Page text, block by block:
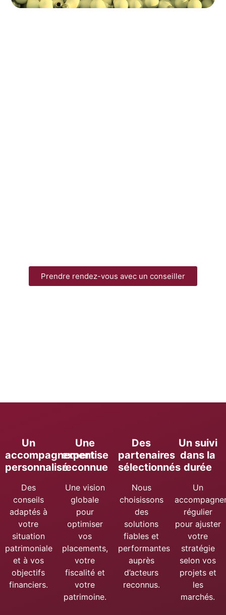
Prendre rendez-vous avec un conseiller
Un
accompagnement
personnalisé
Des
conseils
adaptés à
votre
situation
patrimoniale
et à vos
objectifs
financiers.
Une
expertise
reconnue
Une vision
globale
pour
optimiser
vos
placements,
votre
fiscalité et
votre
patrimoine.
Des
partenaires
sélectionnés
Nous
choisissons
des
solutions
fiables et
performantes
auprès
d’acteurs
reconnus.
Un suivi
dans la
durée
Un
régulier
pour ajuster
votre
stratégie
selon vos
projets et
les
marchés.